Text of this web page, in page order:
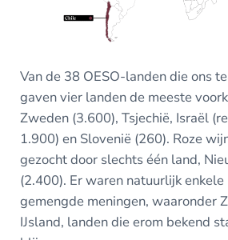
Van de 38 OESO-landen die ons
gaven vier landen de meeste
Zweden (3.600), Tsjechië, Israël
1.900) en Slovenië (260). Roze
gezocht door slechts één land,
(2.400). Er waren natuurlijk
gemengde meningen, waaronder
IJsland, landen die erom bekend